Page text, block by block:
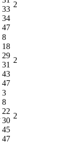
33
34
47
2
8
18
29
31
43
47
2
3
8
22
30
45
47
2